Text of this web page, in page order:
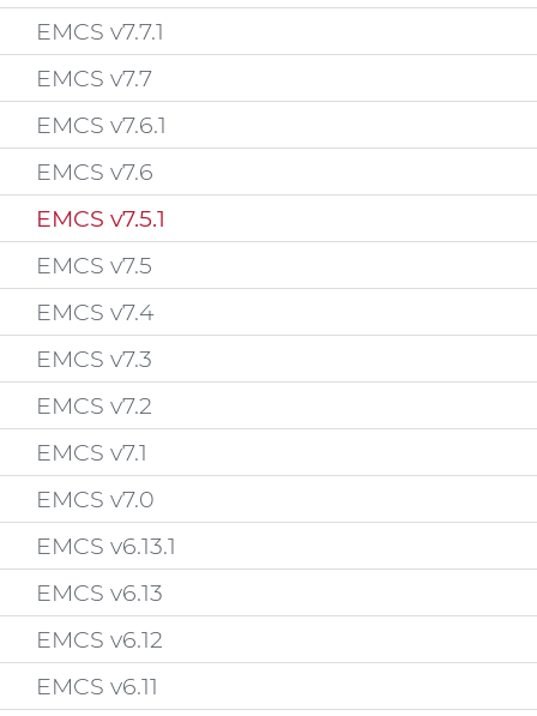
EMCS v7.7.1
EMCS v7.7
EMCS v7.6.1
EMCS v7.6
EMCS v7.5.1
EMCS v7.5
EMCS v7.4
EMCS v7.3
EMCS v7.2
EMCS v7.1
EMCS v7.0
EMCS v6.13.1
EMCS v6.13
EMCS v6.12
EMCS v6.11